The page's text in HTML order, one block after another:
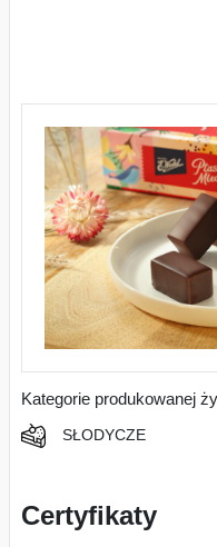
Kategorie produkowanej
SŁODYCZE
Certyfikaty